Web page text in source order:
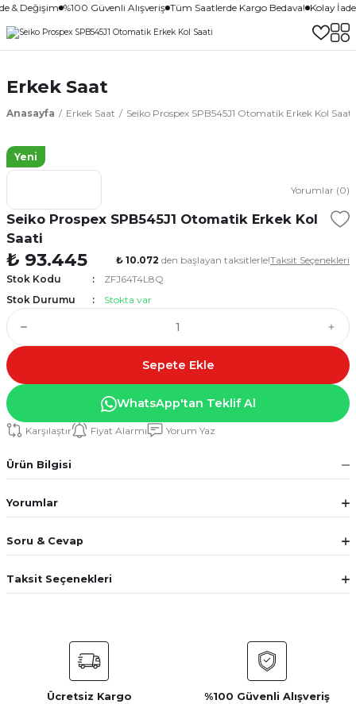
& Değişim %100 Güvenli Alışveriş Tüm Saatlerde Kargo Bedava! Kolay
Erkek Saat
Anasayfa Erkek Saat Seiko Prospex SPB545J1 Otomatik Erkek Kol Saati
Yeni
Yorumlar (0)
Seiko Prospex SPB545J1 Otomatik Erkek Kol
Saati
₺ 93.445 ₺ 10.072 den başlayan taksitlerle!Taksit Seçenekleri
Stok Kodu
ZFJ64T4L8Q
Stok Durumu
Stokta var
Sepete Ekle
WhatsApp'tan Teklif Al
Karşılaştır Fiyat Alarmı Yorum Yaz
Ürün Bilgisi
Yorumlar
Soru & Cevap
Taksit Seçenekleri
Ücretsiz Kargo
%100 Güvenli Alışveriş